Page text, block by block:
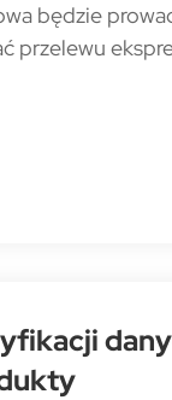
będzie
przelewu